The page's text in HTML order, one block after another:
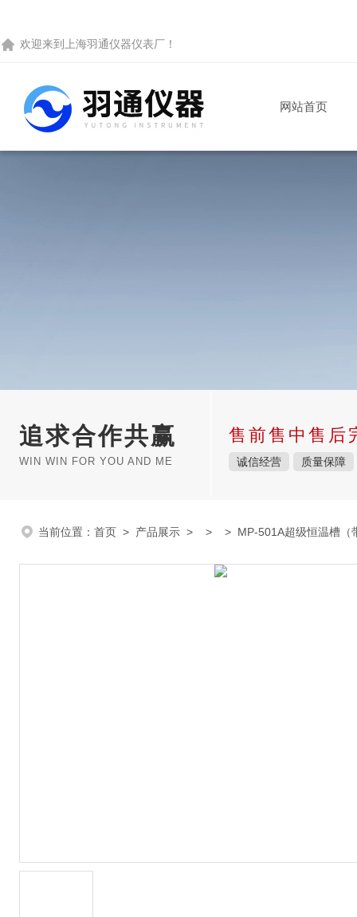
欢迎来到 上海羽通仪器仪表厂 ！
网站首页
追求合作共赢
WIN WIN FOR YOU AND ME
售前售中售后
诚信经营 质量保障
当前位置： 首页 > 产品展示 > > > MP-501A超级恒温槽（